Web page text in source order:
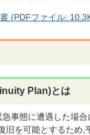
(PDFファイル:
Plan)とは
事態に遭遇した場
旧を可能とするため